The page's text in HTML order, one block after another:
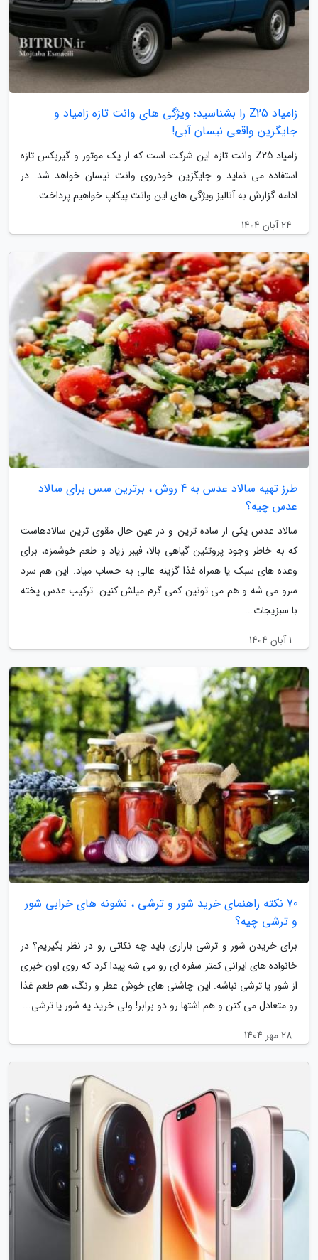
زامیاد Z25 را بشناسید؛ ویژگی های وانت تازه زامیاد و
جایگزین واقعی نیسان آبی!
زامیاد Z25 وانت تازه این شرکت است که از یک موتور و گیربکس تازه
استفاده می نماید و جایگزین خودروی وانت نیسان خواهد شد. در
ادامه گزارش به آنالیز ویژگی های این وانت پیکاپ خواهیم پرداخت.
24 آبان 1404
طرز تهیه سالاد عدس به 4 روش ، برترین سس برای سالاد
عدس چیه؟
سالاد عدس یکی از ساده ترین و در عین حال مقوی ترین سالادهاست
که به خاطر وجود پروتئین گیاهی بالا، فیبر زیاد و طعم خوشمزه، برای
وعده های سبک یا همراه غذا گزینه عالی به حساب میاد. این هم سرد
سرو می شه و هم می تونین کمی گرم میلش کنین. ترکیب عدس پخته
با سبزیجات...
1 آبان 1404
70 نکته راهنمای خرید شور و ترشی ، نشونه های خرابی شور
و ترشی چیه؟
برای خریدن شور و ترشی بازاری باید چه نکاتی رو در نظر بگیریم؟ در
خانواده های ایرانی کمتر سفره ای رو می شه پیدا کرد که روی اون خبری
از شور یا ترشی نباشه. این چاشنی های خوش عطر و رنگ، هم طعم غذا
رو متعادل می کنن و هم اشتها رو دو برابر! ولی خرید یه شور یا ترشی...
28 مهر 1404